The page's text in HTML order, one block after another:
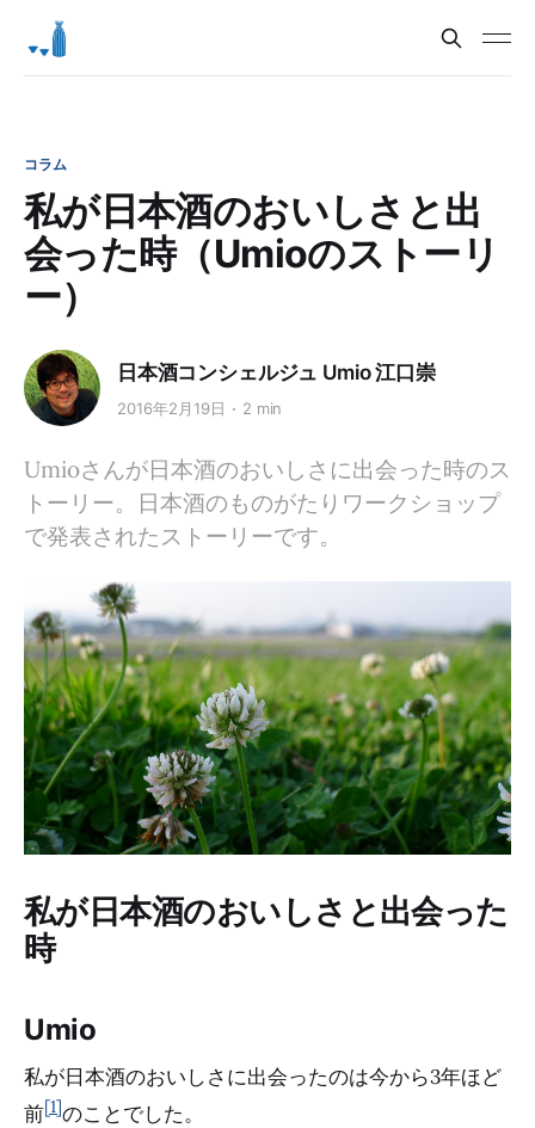
コラム
私が日本酒のおいしさと出
会った時（Umioのストーリ
ー）
日本酒コンシェルジュ Umio 江口崇
2016年2月19日 2 min
Umioさんが日本酒のおいしさに出会った時のス
トーリー。日本酒のものがたりワークショップ
で発表されたストーリーです。
私が日本酒のおいしさと出会った
時
Umio
私が日本酒のおいしさに出会ったのは今から3年ほど
前[1]のことでした。